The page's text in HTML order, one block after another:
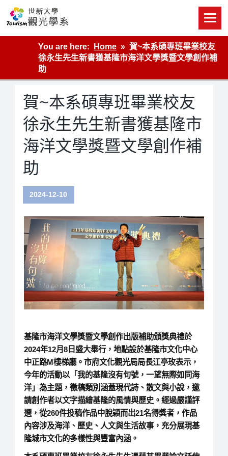
content
世新大學觀光學系網站
You are here:
Home
賀~本系碩專班畢業校友
徐永生先生新書獲基隆市海洋文學獎暨文學創作補
助
賀~本系碩專班畢業校友
徐永生先生新書獲基隆市
海洋文學獎暨文學創作補
助
2024-12-10
基隆市海洋文學獎暨文學創作出版補助頒獎典禮於
2024年12月8日盛大舉行，地點設於基隆市文化中心
中正路M樓梯廳。市府文化觀光局局長江亭玫表示，
今年的活動以「我的基隆沒有句號，一望無際如同海
洋」為主題，徵稿類別涵蓋現代詩、散文與小說，邀
請創作者以文字描繪基隆的風情與歷史。經過嚴謹評
選，從260件投稿作品中脫穎而出21名得獎者，作品
內容涉及海洋、歷史、人文與生活故事，充分展現基
隆城市文化的多樣性與豐富內涵。